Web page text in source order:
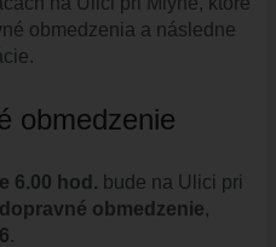
obmedzenia a následne
obmedzenie
6.00 hod. bude na Ulici pri
obmedzenie,
.